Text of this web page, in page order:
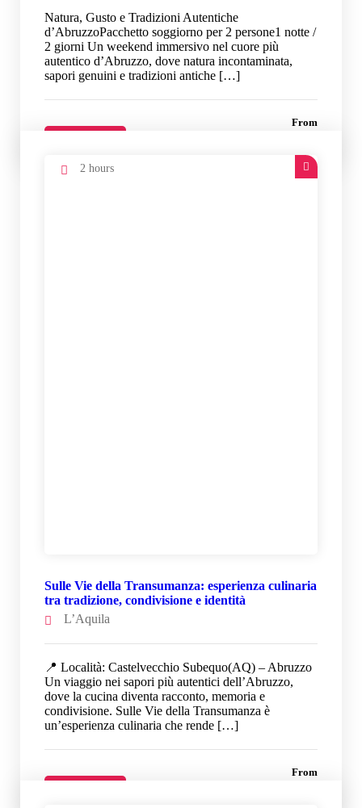
Natura, Gusto e Tradizioni Autentiche
d’AbruzzoPacchetto soggiorno per 2 persone1 notte /
2 giorni Un weekend immersivo nel cuore più
autentico d’Abruzzo, dove natura incontaminata,
sapori genuini e tradizioni antiche […]
From
2 hours
Sulle Vie della Transumanza: esperienza culinaria
tra tradizione, condivisione e identità
L’Aquila
📍 Località: Castelvecchio Subequo(AQ) – Abruzzo
Un viaggio nei sapori più autentici dell’Abruzzo,
dove la cucina diventa racconto, memoria e
condivisione. Sulle Vie della Transumanza è
un’esperienza culinaria che rende […]
From